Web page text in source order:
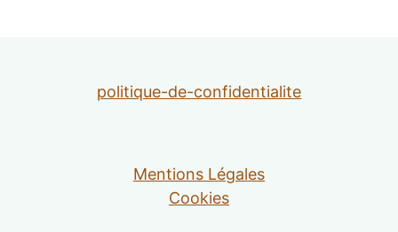
politique-de-confidentialite
Mentions Légales
Cookies